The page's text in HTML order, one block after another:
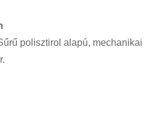
polisztirol alapú, mechanikai